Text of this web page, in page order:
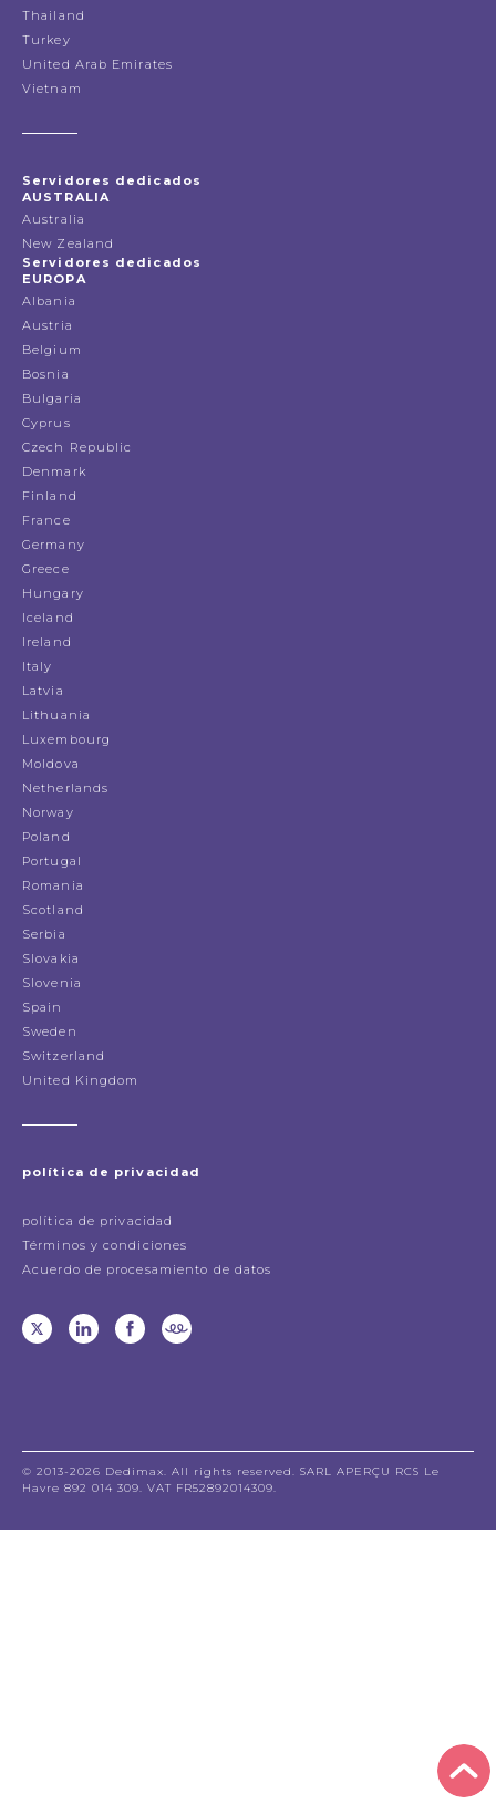
Thailand
Turkey
United Arab Emirates
Vietnam
Servidores dedicados
AUSTRALIA
Australia
New Zealand
Servidores dedicados
EUROPA
Albania
Austria
Belgium
Bosnia
Bulgaria
Cyprus
Czech Republic
Denmark
Finland
France
Germany
Greece
Hungary
Iceland
Ireland
Italy
Latvia
Lithuania
Luxembourg
Moldova
Netherlands
Norway
Poland
Portugal
Romania
Scotland
Serbia
Slovakia
Slovenia
Spain
Sweden
Switzerland
United Kingdom
política de privacidad
política de privacidad
Términos y condiciones
Acuerdo de procesamiento de datos
© 2013-2026 Dedimax. All rights reserved. SARL APERÇU RCS Le
Havre 892 014 309. VAT FR52892014309.